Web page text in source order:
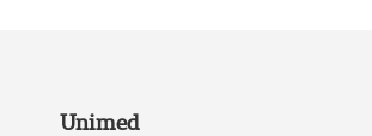
Unimed